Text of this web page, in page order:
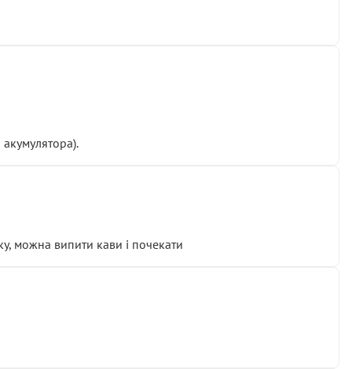
можна випити кави і почекати